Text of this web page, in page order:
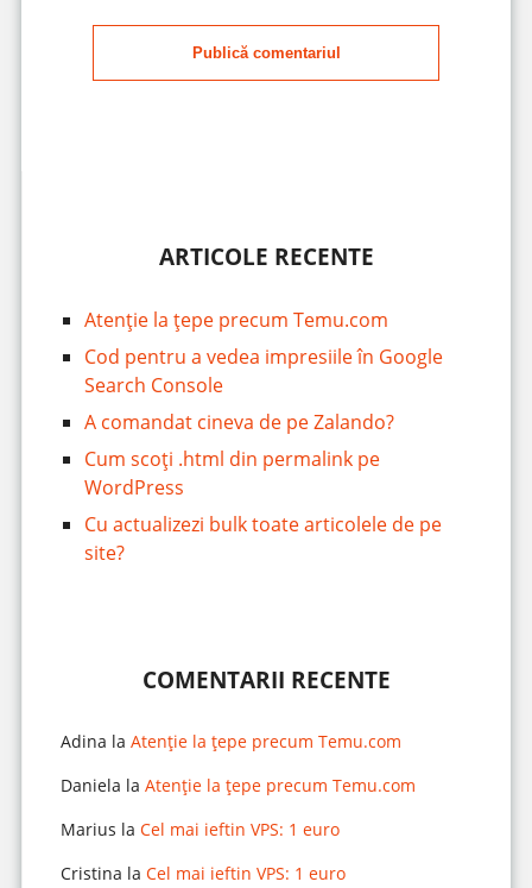
Publică comentariul
ARTICOLE RECENTE
Atenție la țepe precum Temu.com
Cod pentru a vedea impresiile în Google
Search Console
A comandat cineva de pe Zalando?
Cum scoți .html din permalink pe
WordPress
Cu actualizezi bulk toate articolele de pe
site?
COMENTARII RECENTE
Adina la Atenție la țepe precum Temu.com
Daniela la Atenție la țepe precum Temu.com
Marius la Cel mai ieftin VPS: 1 euro
Cristina la Cel mai ieftin VPS: 1 euro